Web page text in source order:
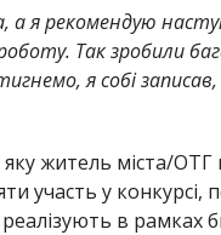
а я рекомендую
Так зробили
я собі
житель міста/
участь у конкурсі,
в рамках